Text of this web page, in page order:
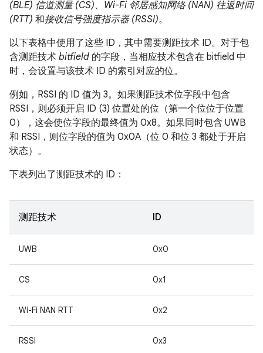
(BLE) 信道测量 (CS)、 Wi-Fi 邻居感知网络 (NAN) 往返时间
(RTT) 和接收信号强度指示器 (RSSI)。
以下表格中使用了这些 ID，其中需要测距技术 ID。对于包
含测距技术 bitfield 的字段，当相应技术包含在 bitfield 中
时，会设置与该技术 ID 的索引对应的位。
例如，RSSI 的 ID 值为 3。如果测距技术位字段中包含
RSSI，则必须开启 ID (3) 位置处的位（第一个位位于位置
0），这会使位字段的最终值为 0x8。如果同时包含 UWB
和 RSSI，则位字段的值为 0x0A（位 0 和位 3 都处于开启
状态）。
下表列出了测距技术的 ID：
测距技术 ID
UWB 0x0
CS 0x1
Wi-Fi NAN RTT 0x2
RSSI 0x3